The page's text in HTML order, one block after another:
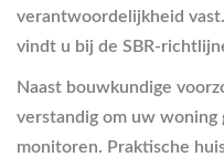
verantwoordelijkheid
vindt u bij de SBR-
Naast bouwkundige
verstandig om uw
monitoren. Praktische